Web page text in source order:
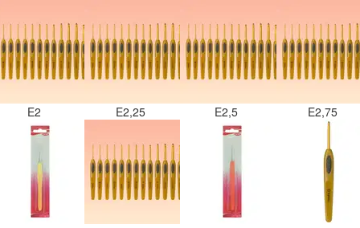
E2 E2,25 E2,5 E2,75